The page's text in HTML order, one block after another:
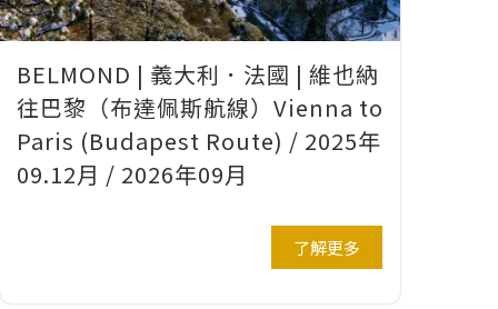
BELMOND | 義大利．法國 | 維也納
往巴黎（布達佩斯航線）Vienna to
Paris (Budapest Route) / 2025年
09.12月 / 2026年09月
了解更多